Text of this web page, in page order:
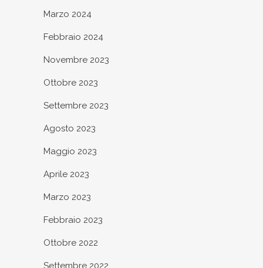
Marzo 2024
Febbraio 2024
Novembre 2023
Ottobre 2023
Settembre 2023
Agosto 2023
Maggio 2023
Aprile 2023
Marzo 2023
Febbraio 2023
Ottobre 2022
Settembre 2022